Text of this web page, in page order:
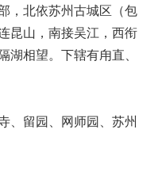
，北依苏州古城区（包
昆山，南接吴江，西衔
湖相望。下辖有甪直、
、留园、网师园、苏州